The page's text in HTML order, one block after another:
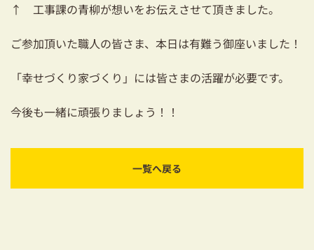
↑ 工事課の青柳が想いをお伝えさせて頂きました。
ご参加頂いた職人の皆さま、本日は有難う御座いました！
「幸せづくり家づくり」には皆さまの活躍が必要です。
今後も一緒に頑張りましょう！！
一覧へ戻る